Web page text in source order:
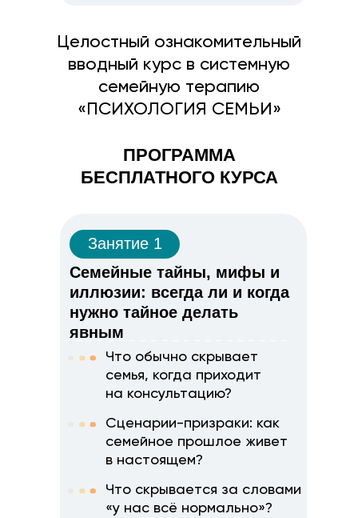
Целостный ознакомительный
вводный курс в системную
семейную терапию
«ПСИХОЛОГИЯ СЕМЬИ»
Занятие 1
Семейные тайны, мифы и
иллюзии: всегда ли и когда
нужно тайное делать
явным
Что обычно скрывает
семья, когда приходит
на консультацию?
Сценарии-призраки: как
семейное прошлое живет
в настоящем?
Что скрывается за словами
«у нас всё нормально»?
ПРОГРАММА
БЕСПЛАТНОГО КУРСА